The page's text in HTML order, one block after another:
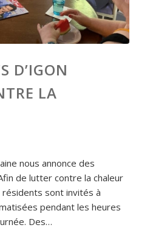
D’IGON
LA
nous annonce des
de lutter contre la chaleur
sont invités à
pendant les heures
Des…